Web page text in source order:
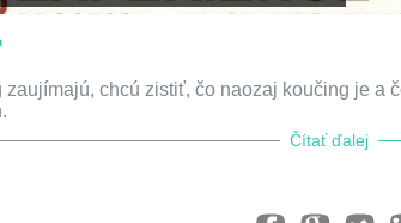
chcú zistiť, čo naozaj koučing je a
Čítať ďalej